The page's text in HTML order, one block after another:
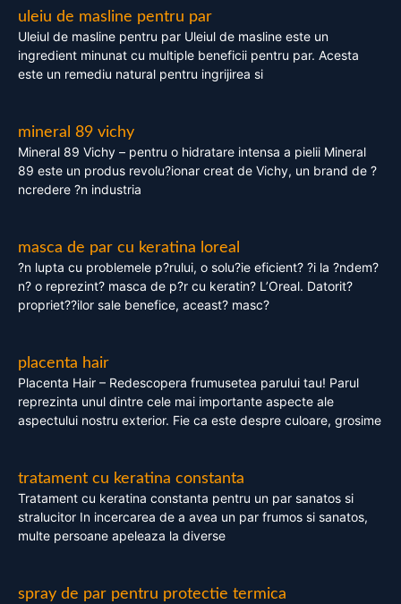
uleiu de masline pentru par
Uleiul de masline pentru par Uleiul de masline este un
ingredient minunat cu multiple beneficii pentru par. Acesta
este un remediu natural pentru ingrijirea si
mineral 89 vichy
Mineral 89 Vichy – pentru o hidratare intensa a pielii Mineral
89 este un produs revolu?ionar creat de Vichy, un brand de ?
ncredere ?n industria
masca de par cu keratina loreal
?n lupta cu problemele p?rului, o solu?ie eficient? ?i la ?ndem?
n? o reprezint? masca de p?r cu keratin? L’Oreal. Datorit?
propriet??ilor sale benefice, aceast? masc?
placenta hair
Placenta Hair – Redescopera frumusetea parului tau! Parul
reprezinta unul dintre cele mai importante aspecte ale
aspectului nostru exterior. Fie ca este despre culoare, grosime
tratament cu keratina constanta
Tratament cu keratina constanta pentru un par sanatos si
stralucitor In incercarea de a avea un par frumos si sanatos,
multe persoane apeleaza la diverse
spray de par pentru protectie termica